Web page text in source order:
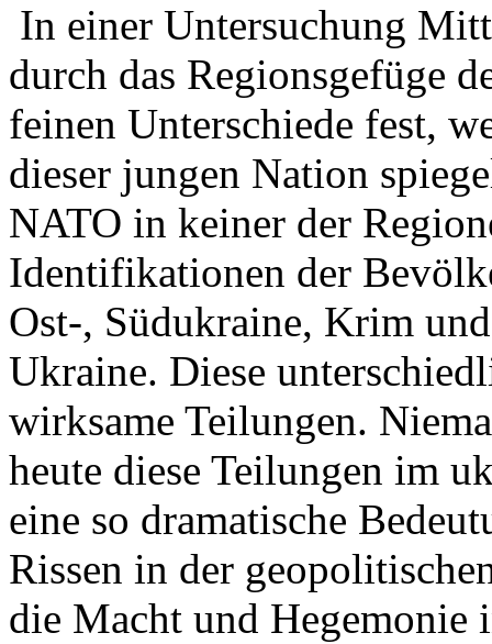
In einer Untersuchung
durch das Regionsgefüge
feinen Unterschiede fest,
dieser jungen Nation
NATO in keiner der
Identifikationen der
Ost-, Südukraine, Krim
Ukraine. Diese
wirksame Teilungen.
heute diese Teilungen im
eine so dramatische
Rissen in der
die Macht und Hegemonie